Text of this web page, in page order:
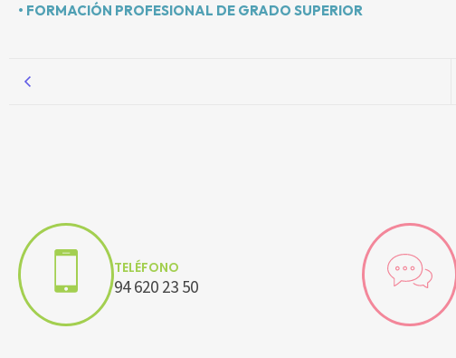
• FORMACIÓN PROFESIONAL DE GRADO SUPERIOR
TELÉFONO
94 620 23 50